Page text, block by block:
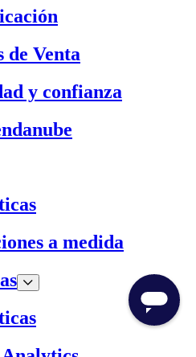
de Venta
y confianza
a medida